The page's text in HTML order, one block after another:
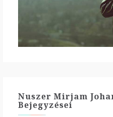
Nuszer Mirjam
Bejegyzései